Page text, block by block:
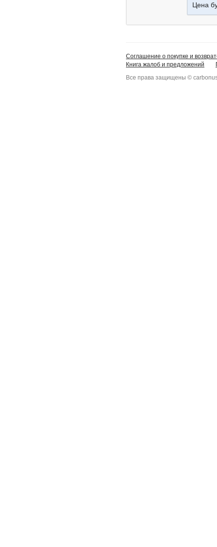
Цена
Соглашение о покупке и
Книга жалоб и предложений
Все права защищены ©